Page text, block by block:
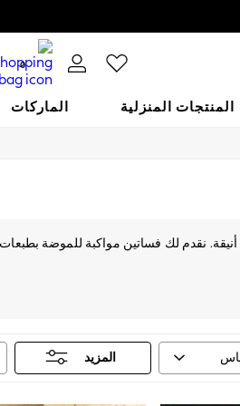
0
المنتجات المنزلية الماركات
نقدم لك فساتين مواكبة للموضة
المزيد